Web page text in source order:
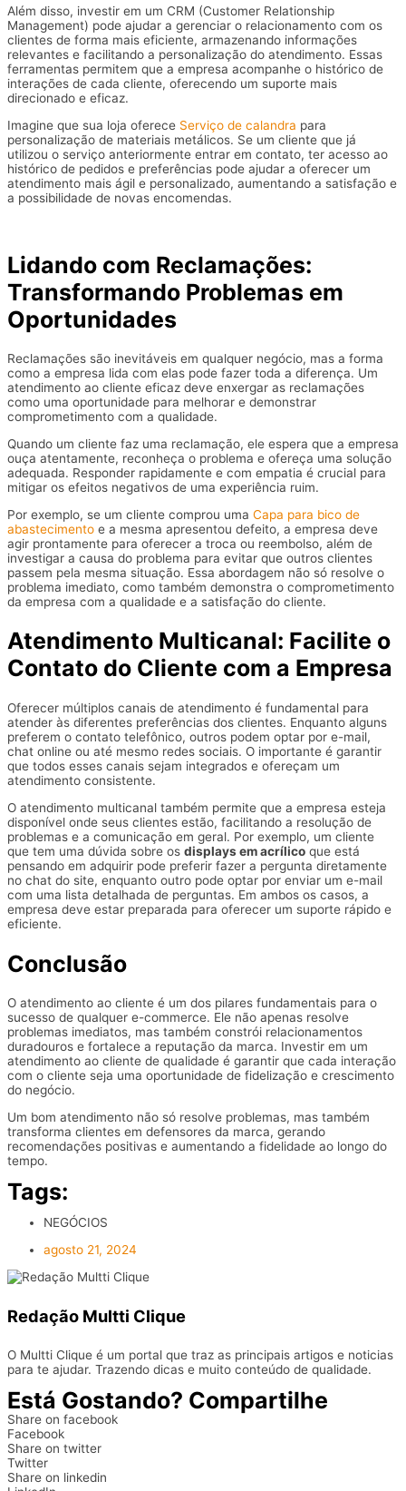
Além disso, investir em um CRM (Customer Relationship
Management) pode ajudar a gerenciar o relacionamento com os
clientes de forma mais eficiente, armazenando informações
relevantes e facilitando a personalização do atendimento. Essas
ferramentas permitem que a empresa acompanhe o histórico de
interações de cada cliente, oferecendo um suporte mais
direcionado e eficaz.
Imagine que sua loja oferece Serviço de calandra para
personalização de materiais metálicos. Se um cliente que já
utilizou o serviço anteriormente entrar em contato, ter acesso ao
histórico de pedidos e preferências pode ajudar a oferecer um
atendimento mais ágil e personalizado, aumentando a satisfação e
a possibilidade de novas encomendas.
Lidando com Reclamações:
Transformando Problemas em
Oportunidades
Reclamações são inevitáveis em qualquer negócio, mas a forma
como a empresa lida com elas pode fazer toda a diferença. Um
atendimento ao cliente eficaz deve enxergar as reclamações
como uma oportunidade para melhorar e demonstrar
comprometimento com a qualidade.
Quando um cliente faz uma reclamação, ele espera que a empresa
ouça atentamente, reconheça o problema e ofereça uma solução
adequada. Responder rapidamente e com empatia é crucial para
mitigar os efeitos negativos de uma experiência ruim.
Por exemplo, se um cliente comprou uma Capa para bico de
abastecimento e a mesma apresentou defeito, a empresa deve
agir prontamente para oferecer a troca ou reembolso, além de
investigar a causa do problema para evitar que outros clientes
passem pela mesma situação. Essa abordagem não só resolve o
problema imediato, como também demonstra o comprometimento
da empresa com a qualidade e a satisfação do cliente.
Atendimento Multicanal: Facilite o
Contato do Cliente com a Empresa
Oferecer múltiplos canais de atendimento é fundamental para
atender às diferentes preferências dos clientes. Enquanto alguns
preferem o contato telefônico, outros podem optar por e-mail,
chat online ou até mesmo redes sociais. O importante é garantir
que todos esses canais sejam integrados e ofereçam um
atendimento consistente.
O atendimento multicanal também permite que a empresa esteja
disponível onde seus clientes estão, facilitando a resolução de
problemas e a comunicação em geral. Por exemplo, um cliente
que tem uma dúvida sobre os displays em acrílico que está
pensando em adquirir pode preferir fazer a pergunta diretamente
no chat do site, enquanto outro pode optar por enviar um e-mail
com uma lista detalhada de perguntas. Em ambos os casos, a
empresa deve estar preparada para oferecer um suporte rápido e
eficiente.
Conclusão
O atendimento ao cliente é um dos pilares fundamentais para o
sucesso de qualquer e-commerce. Ele não apenas resolve
problemas imediatos, mas também constrói relacionamentos
duradouros e fortalece a reputação da marca. Investir em um
atendimento ao cliente de qualidade é garantir que cada interação
com o cliente seja uma oportunidade de fidelização e crescimento
do negócio.
Um bom atendimento não só resolve problemas, mas também
transforma clientes em defensores da marca, gerando
recomendações positivas e aumentando a fidelidade ao longo do
tempo.
Tags:
NEGÓCIOS
agosto 21, 2024
Redação Multti Clique
O Multti Clique é um portal que traz as principais artigos e noticias
para te ajudar. Trazendo dicas e muito conteúdo de qualidade.
Está Gostando? Compartilhe
Share on facebook
Facebook
Share on twitter
Twitter
Share on linkedin